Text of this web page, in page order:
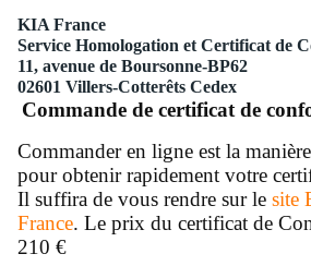
KIA France
Service Homologation et Certificat de
11, avenue de Boursonne-BP62
02601 Villers-Cotterêts Cedex
Commande de certificat de
Commander en ligne est la
pour obtenir rapidement votre
Il suffira de vous rendre sur le site
France. Le prix du certificat de
210 €